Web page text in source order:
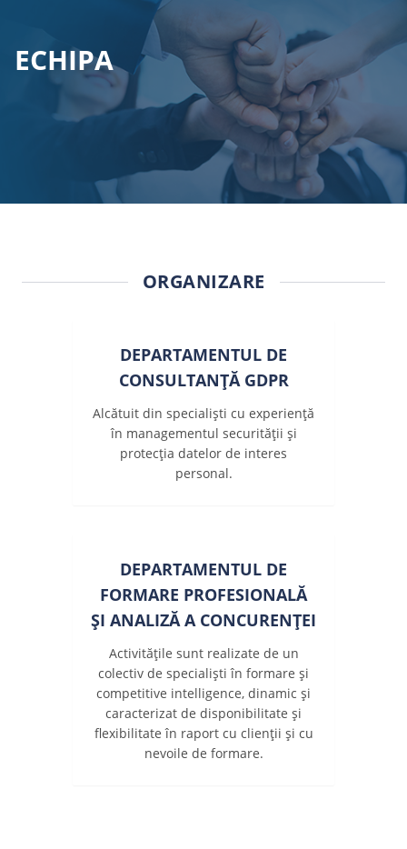
ECHIPA
ORGANIZARE
DEPARTAMENTUL DE
CONSULTANȚĂ GDPR
Alcătuit din specialiști cu experiență
în managementul securității și
protecția datelor de interes
personal.
DEPARTAMENTUL DE
FORMARE PROFESIONALĂ
ȘI ANALIZĂ A CONCURENȚEI
Activitățile sunt realizate de un
colectiv de specialiști în formare și
competitive intelligence, dinamic și
caracterizat de disponibilitate și
flexibilitate în raport cu clienții și cu
nevoile de formare.